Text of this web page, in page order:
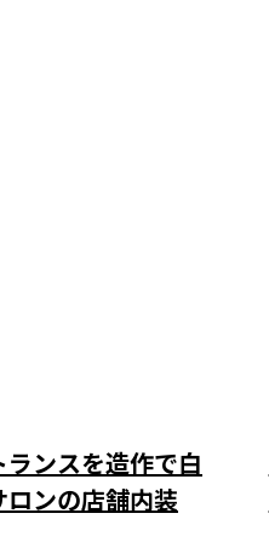
ンスを造作で白
ンの店舗内装